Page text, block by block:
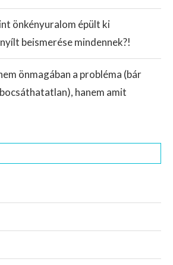
önkényuralom épült ki
beismerése mindennek?!
önmagában a probléma (bár
hanem amit